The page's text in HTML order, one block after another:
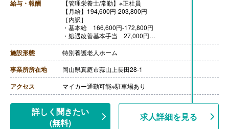
給与・報酬
【管理栄養士/常勤】※正社員
【月給】194,600円-203,800円
［内訳］
・基本給 166,600円-172,800円
・処遇改善基本手当 27,000円
・処遇改善加算手当 1,000円-4,000円
［その他手当］
・住宅手当 15,000円
・子育て支援手当 3,500円/人
【賞与】年2回（計4.50ヶ月分）※前年度実績
【通勤手当】あり（上限36,200円/月）
【昇給】あり（1月あたり2,800円-）※前年度実績
施設形態 特別養護老人ホーム
事業所所在地 岡山県真庭市蒜山上長田28-1
アクセス マイカー通勤可能※駐車場あり
詳しく聞きたい
(無料)
求人詳細を見る